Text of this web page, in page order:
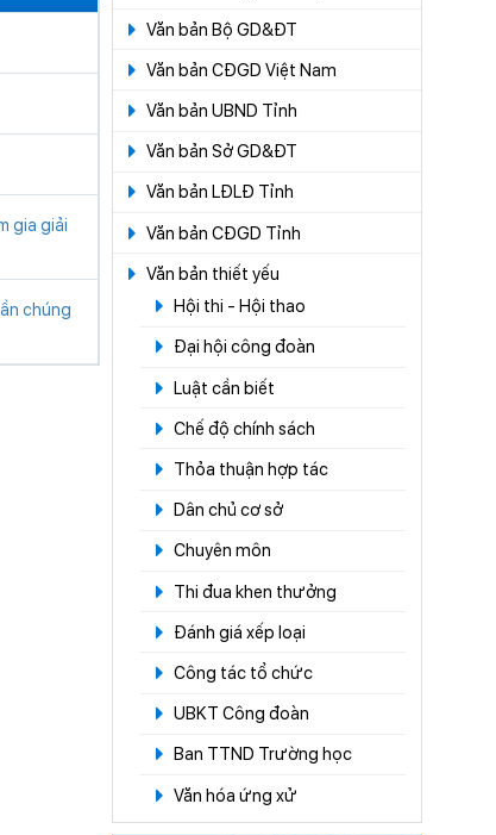
gia giải
chúng
Văn bản Bộ GD&ĐT
Văn bản CĐGD Việt Nam
Văn bản UBND Tỉnh
Văn bản Sở GD&ĐT
Văn bản LĐLĐ Tỉnh
Văn bản CĐGD Tỉnh
Văn bản thiết yếu
Hội thi - Hội thao
Đại hội công đoàn
Luật cần biết
Chế độ chính sách
Thỏa thuận hợp tác
Dân chủ cơ sở
Chuyên môn
Thi đua khen thưởng
Đánh giá xếp loại
Công tác tổ chức
UBKT Công đoàn
Ban TTND Trường học
Văn hóa ứng xử